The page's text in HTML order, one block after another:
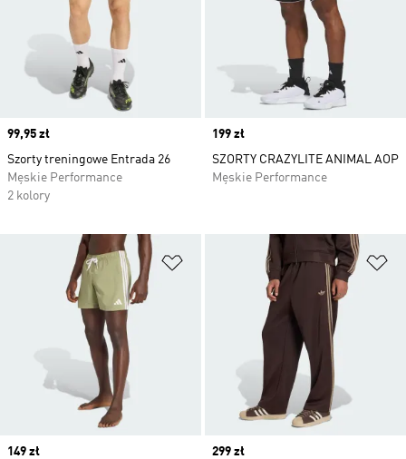
Price
99,95 zł
Szorty treningowe Entrada 26
Męskie Performance
2 kolory
Price
199 zł
SZORTY CRAZYLITE ANIMAL AOP
Męskie Performance
Dodaj do listy życzeń
Price
149 zł
Price
299 zł